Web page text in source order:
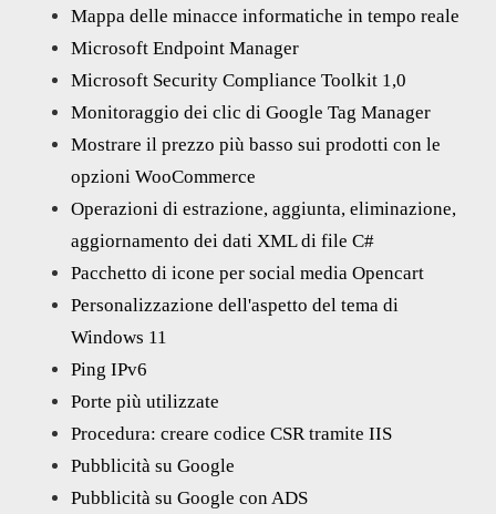
Mappa delle minacce informatiche in tempo reale
Microsoft Endpoint Manager
Microsoft Security Compliance Toolkit 1,0
Monitoraggio dei clic di Google Tag Manager
Mostrare il prezzo più basso sui prodotti con le
opzioni WooCommerce
Operazioni di estrazione, aggiunta, eliminazione,
aggiornamento dei dati XML di file C#
Pacchetto di icone per social media Opencart
Personalizzazione dell'aspetto del tema di
Windows 11
Ping IPv6
Porte più utilizzate
Procedura: creare codice CSR tramite IIS
Pubblicità su Google
Pubblicità su Google con ADS